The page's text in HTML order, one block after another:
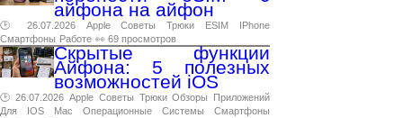
айфона на айфон
🕑 26.07.2026 Apple Советы Трюки ESIM
IPhone
Смартфоны Работе 👀 69 просмотров
Скрытые функции
Айфона: 5 полезных
возможностей iOS
🕑 26.07.2026 Apple Советы Трюки Обзоры
Приложений
Для
IOS Mac Операционные Системы
Смартфоны